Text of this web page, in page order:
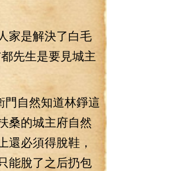
是解決了白毛
先生是要見城主
自然知道林錚這
桑的城主府自然
還必須得脫鞋，
能脫了之后扔包